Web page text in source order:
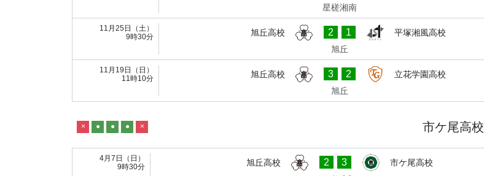
星槎湘南
11月25日（土）
9時30分
旭丘高校 2 1
平塚湘風高校
旭丘
11月19日（日）
11時10分
旭丘高校 3 2
立花学園高校
旭丘
市ケ尾高校
× ● ● ● ×
4月7日（日）
9時30分
旭丘高校 2 3 市ケ尾高校